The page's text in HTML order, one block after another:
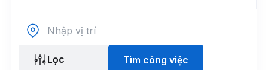
Lọc Tìm công việc